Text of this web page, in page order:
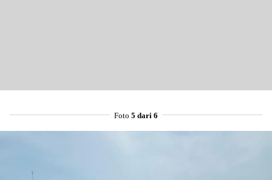
Foto 5 dari 6